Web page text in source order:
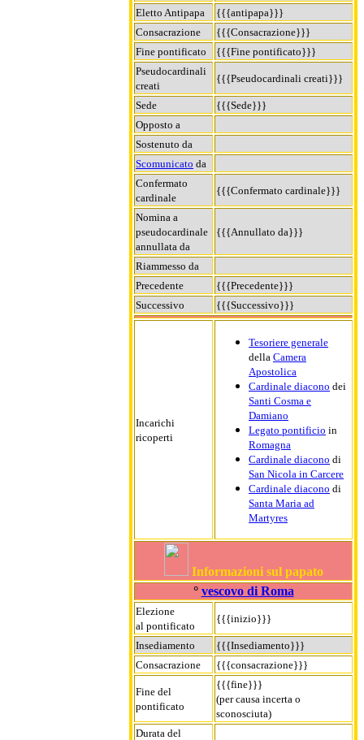
Eletto Antipapa
{{{antipapa}}}
Consacrazione
{{{Consacrazione}}}
Fine pontificato
{{{Fine pontificato}}}
Pseudocardinali
creati
{{{Pseudocardinali creati}}}
Sede
{{{Sede}}}
Opposto a
Sostenuto da
Scomunicato da
Confermato
cardinale
{{{Confermato cardinale}}}
Nomina a
pseudocardinale
annullata da
{{{Annullato da}}}
Riammesso da
Precedente
{{{Precedente}}}
Successivo
{{{Successivo}}}
Incarichi
ricoperti
Tesoriere generale
della Camera
Apostolica
Cardinale diacono dei
Santi Cosma e
Damiano
Legato pontificio in
Romagna
Cardinale diacono di
San Nicola in Carcere
Cardinale diacono di
Santa Maria ad
Martyres
Informazioni sul papato
° vescovo di Roma
Elezione
al pontificato
{{{inizio}}}
Insediamento
{{{Insediamento}}}
Consacrazione
{{{consacrazione}}}
Fine del
pontificato
{{{fine}}}
(per causa incerta o
sconosciuta)
Durata del